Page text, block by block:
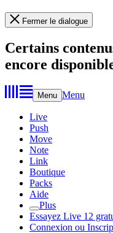
Fermer le dialogue
Certains
encore
Menu Menu
Live
Push
Move
Note
Link
Boutique
Packs
Aide
Plus
Essayez Live 12
Connexion ou